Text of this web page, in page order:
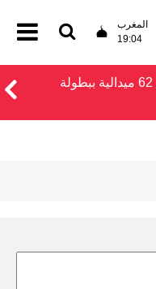
المغرب
19:04
منتخب الإمارات يرفع رصيده إلى 62 ميدالية ببطولة